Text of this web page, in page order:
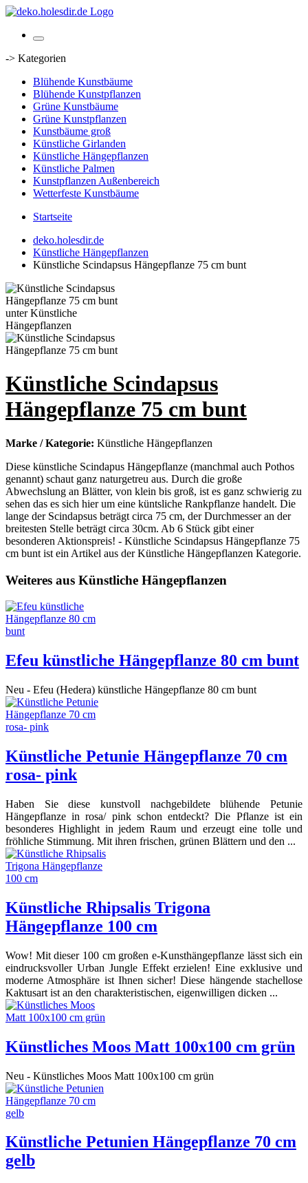
-> Kategorien
Blühende Kunstbäume
Blühende Kunstpflanzen
Grüne Kunstbäume
Grüne Kunstpflanzen
Kunstbäume groß
Künstliche Girlanden
Künstliche Hängepflanzen
Künstliche Palmen
Kunstpflanzen Außenbereich
Wetterfeste Kunstbäume
Startseite
deko.holesdir.de
Künstliche Hängepflanzen
Künstliche Scindapsus Hängepflanze 75 cm bunt
Künstliche Scindapsus
Hängepflanze 75 cm bunt
Marke / Kategorie: Künstliche Hängepflanzen
Diese künstliche Scindapus Hängepflanze (manchmal auch Pothos
genannt) schaut ganz naturgetreu aus. Durch die große
Abwechslung an Blätter, von klein bis groß, ist es ganz schwierig zu
sehen das es sich hier um eine küntsliche Rankpflanze handelt. Die
lange der Scindapsus beträgt circa 75 cm, der Durchmesser an der
breitesten Stelle beträgt circa 30cm. Ab 6 Stück gibt einer
besonderen Aktionspreis! - Künstliche Scindapsus Hängepflanze 75
cm bunt ist ein Artikel aus der Künstliche Hängepflanzen Kategorie.
Weiteres aus Künstliche Hängepflanzen
Efeu künstliche Hängepflanze 80 cm bunt
Neu - Efeu (Hedera) künstliche Hängepflanze 80 cm bunt
Künstliche Petunie Hängepflanze 70 cm
rosa- pink
Haben Sie diese kunstvoll nachgebildete blühende Petunie
Hängepflanze in rosa/ pink schon entdeckt? Die Pflanze ist ein
besonderes Highlight in jedem Raum und erzeugt eine tolle und
fröhliche Stimmung. Mit ihren frischen, grünen Blättern und den ...
Künstliche Rhipsalis Trigona
Hängepflanze 100 cm
Wow! Mit dieser 100 cm großen e-Kunsthängepflanze lässt sich ein
eindrucksvoller Urban Jungle Effekt erzielen! Eine exklusive und
moderne Atmosphäre ist Ihnen sicher! Diese hängende stachellose
Kaktusart ist an den charakteristischen, eigenwilligen dicken ...
Künstliches Moos Matt 100x100 cm grün
Neu - Künstliches Moos Matt 100x100 cm grün
Künstliche Petunien Hängepflanze 70 cm
gelb